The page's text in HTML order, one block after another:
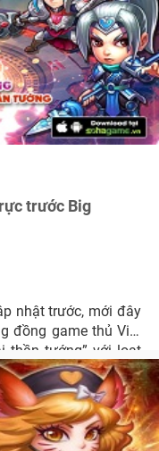
trước Big
nhật trước, mới đây
đồng game thủ Việt
thần tướng” với loạt
thêm!